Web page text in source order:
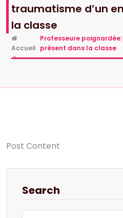
traumatisme d’un
la classe
Accueil
>
Professeure
présent dans la classe
Post Content
Search